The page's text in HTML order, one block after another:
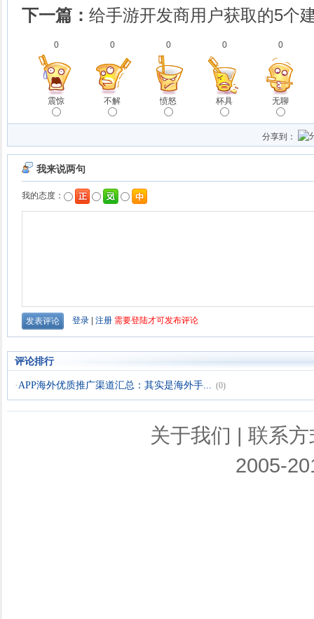
下一篇： 给手游开发商用户获取的5个
0
震惊
0
不解
0
愤怒
0
杯具
0
无聊
分享到：
评论排行
·APP海外优质推广渠道汇总：其实是海外手... (0)
关于我们 | 联系方
2005-